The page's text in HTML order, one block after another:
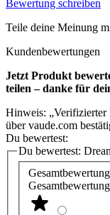
Bewertung schreiben
Teile deine Meinung
Kundenbewertungen
Jetzt Produkt
teilen – danke für
Hinweis: „Verifizierter
über vaude.com
Du bewertest:
Du bewertest: